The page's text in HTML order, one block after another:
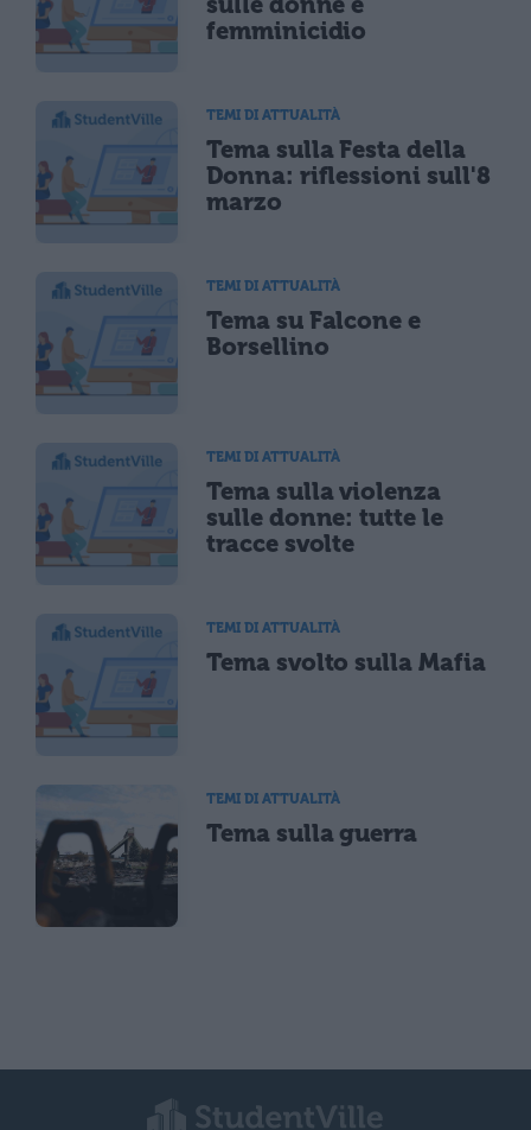
femminicidio
TEMI DI ATTUALITÀ
Tema sulla Festa della
Donna: riflessioni sull'8
marzo
TEMI DI ATTUALITÀ
Tema su Falcone e
Borsellino
TEMI DI ATTUALITÀ
Tema sulla violenza
sulle donne: tutte le
tracce svolte
TEMI DI ATTUALITÀ
Tema svolto sulla Mafia
TEMI DI ATTUALITÀ
Tema sulla guerra